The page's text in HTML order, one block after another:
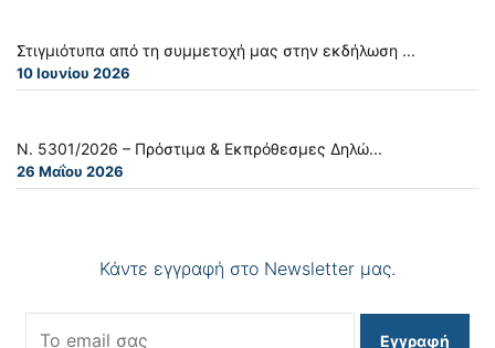
Στιγμιότυπα από τη συμμετοχή μας στην εκδήλωση ...
10 Ιουνίου 2026
Ν. 5301/2026 – Πρόστιμα & Εκπρόθεσμες Δηλώ...
26 Μαΐου 2026
Κάντε εγγραφή στο Newsletter μας.
Εγγραφή